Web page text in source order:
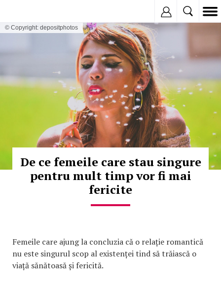
© Copyright: depositphotos
De ce femeile care stau singure
pentru mult timp vor fi mai
fericite
Femeile care ajung la concluzia că o relație romantică
nu este singurul scop al existenței tind să trăiască o
viață sănătoasă și fericită.